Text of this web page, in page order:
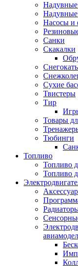
Надувные
Насосы и
Санки
Скакалки
Сухие
Твистеры
Тир
Товары
Тюбинги
Топливо
Топливо
Топливо